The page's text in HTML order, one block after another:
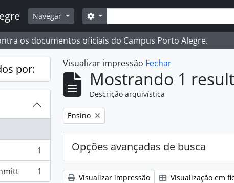
Navegar Buscar
Opções de busca
os documentos oficiais do Campus Porto Alegre.
por:
1
1
Visualizar impressão Fechar
Mostrando 1
Descrição arquivística
Remover filtro:
Ensino
Opções avançadas de busca
Visualizar impressão Visualização em